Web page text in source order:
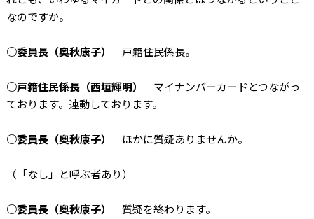
なのですか。
○委員長（奥秋康子） 戸籍住民係長。
○戸籍住民係長（西垣輝明）
マイナンバーカードとつながっ
ております。連動しております。
○委員長（奥秋康子） ほかに質疑ありませんか。
（「なし」と呼ぶ者あり）
○委員長（奥秋康子） 質疑を終わります。